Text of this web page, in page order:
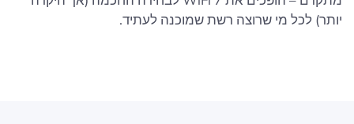
יותר) לכל מי שרוצה רשת שמוכנה לעתיד.